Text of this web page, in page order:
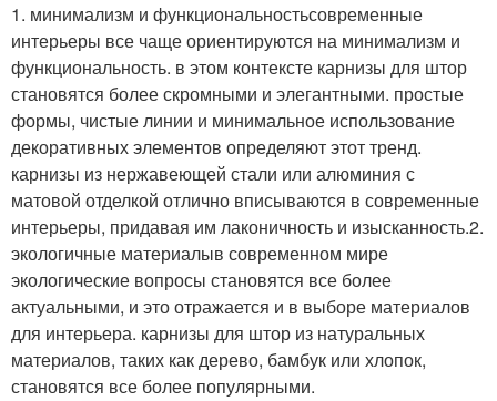
1. минимализм и функциональностьсовременные
интерьеры все чаще ориентируются на минимализм и
функциональность. в этом контексте карнизы для штор
становятся более скромными и элегантными. простые
формы, чистые линии и минимальное использование
декоративных элементов определяют этот тренд.
карнизы из нержавеющей стали или алюминия с
матовой отделкой отлично вписываются в современные
интерьеры, придавая им лаконичность и изысканность.2.
экологичные материалыв современном мире
экологические вопросы становятся все более
актуальными, и это отражается и в выборе материалов
для интерьера. карнизы для штор из натуральных
материалов, таких как дерево, бамбук или хлопок,
становятся все более популярными.